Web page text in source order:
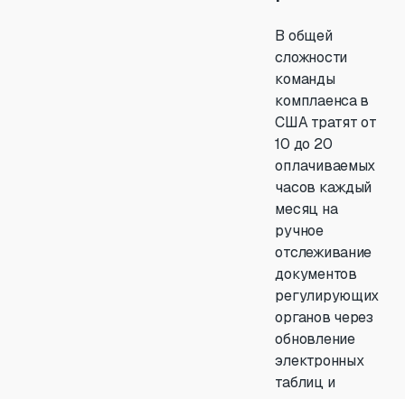
В общей
сложности
команды
комплаенса в
США тратят от
10 до 20
оплачиваемых
часов каждый
месяц на
ручное
отслеживание
документов
регулирующих
органов через
обновление
электронных
таблиц и